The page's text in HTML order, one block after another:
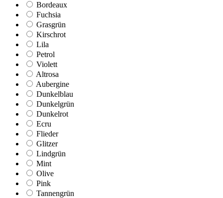
Bordeaux
Fuchsia
Grasgrün
Kirschrot
Lila
Petrol
Violett
Altrosa
Aubergine
Dunkelblau
Dunkelgrün
Dunkelrot
Ecru
Flieder
Glitzer
Lindgrün
Mint
Olive
Pink
Tannengrün